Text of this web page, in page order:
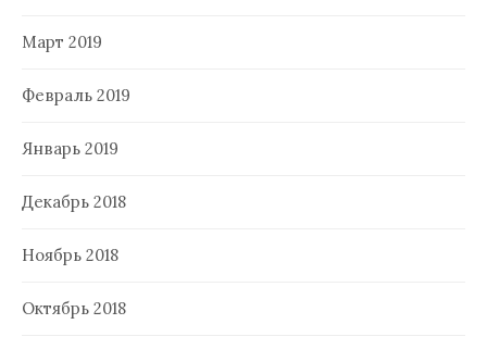
Март 2019
Февраль 2019
Январь 2019
Декабрь 2018
Ноябрь 2018
Октябрь 2018